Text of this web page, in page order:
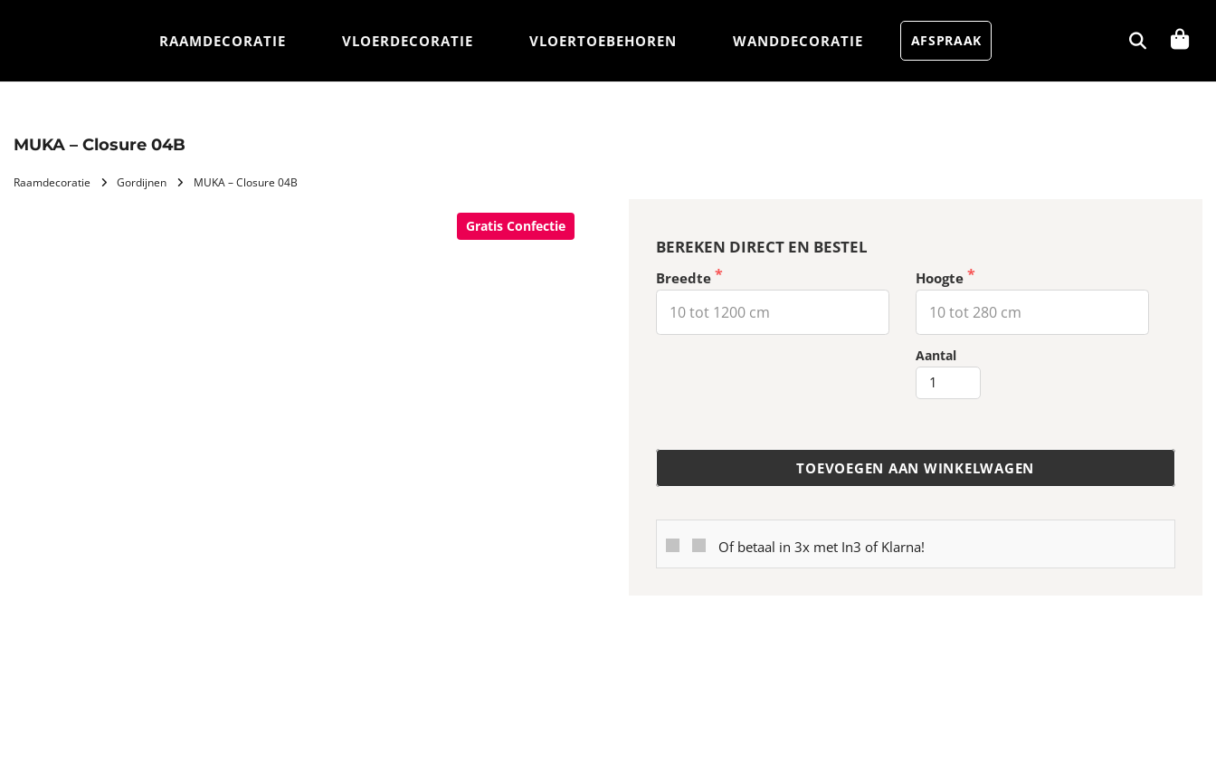
RAAMDECORATIE VLOERDECORATIE VLOERTOEBEHOREN WANDDECORATIE AFSPRAAK
MUKA – Closure 04B
Raamdecoratie Gordijnen MUKA – Closure 04B
Gratis Confectie
BEREKEN DIRECT EN BESTEL
Breedte Hoogte
Aantal
TOEVOEGEN AAN WINKELWAGEN
Of betaal in 3x met In3 of Klarna!